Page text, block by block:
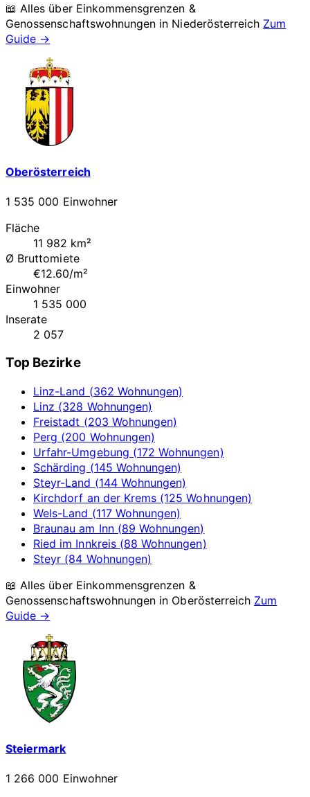
📖 Alles über Einkommensgrenzen &
Genossenschaftswohnungen in Niederösterreich Zum
Guide →
Oberösterreich
1 535 000 Einwohner
Fläche
11 982 km²
Ø Bruttomiete
€12.60/m²
Einwohner
1 535 000
Inserate
2 057
Top Bezirke
Linz-Land (362 Wohnungen)
Linz (328 Wohnungen)
Freistadt (203 Wohnungen)
Perg (200 Wohnungen)
Urfahr-Umgebung (172 Wohnungen)
Schärding (145 Wohnungen)
Steyr-Land (144 Wohnungen)
Kirchdorf an der Krems (125 Wohnungen)
Wels-Land (117 Wohnungen)
Braunau am Inn (89 Wohnungen)
Ried im Innkreis (88 Wohnungen)
Steyr (84 Wohnungen)
📖 Alles über Einkommensgrenzen &
Genossenschaftswohnungen in Oberösterreich Zum
Guide →
Steiermark
1 266 000 Einwohner